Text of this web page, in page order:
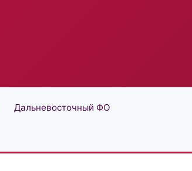
Дальневосточный ФО